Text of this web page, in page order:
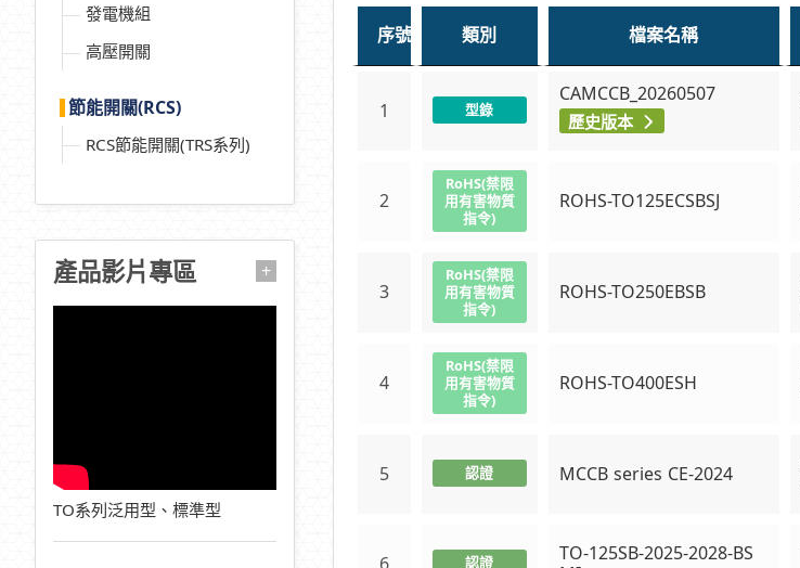
發電機組
高壓開關
節能開關(RCS)
RCS節能開關(TRS系列)
產品影片專區 +
TO系列泛用型、標準型
序號 類別 檔案名稱
1 型錄
CAMCCB_20260507
歷史版本
2
RoHS(禁限
用有害物質
指令)
ROHS-TO125ECSBSJ
3
RoHS(禁限
用有害物質
指令)
ROHS-TO250EBSB
4
RoHS(禁限
用有害物質
指令)
ROHS-TO400ESH
5 認證 MCCB series CE-2024
6 認證
TO-125SB-2025-2028-BS